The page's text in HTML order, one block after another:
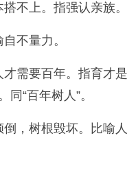
上。指强认亲族。
不量力。
需要百年。指育才是
“百年树人”。
，树根毁坏。比喻人